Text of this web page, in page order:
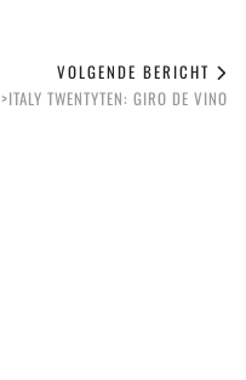
VOLGENDE BERICHT
>ITALY TWENTYTEN: GIRO DE VINO